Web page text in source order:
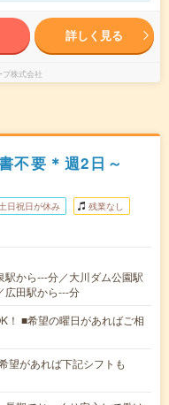
詳しく見る
株式会社
不要＊週2日～
土日祝日が休み 残業なし
から---分／大川ダム公園駅
広田駅から---分
！ ■希望の曜日があればご相
望があれば下記シフトも